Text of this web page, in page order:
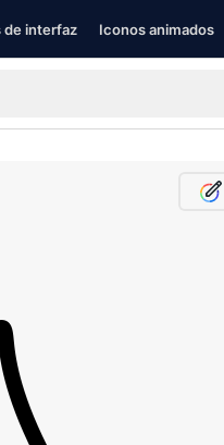
de interfaz Iconos animados